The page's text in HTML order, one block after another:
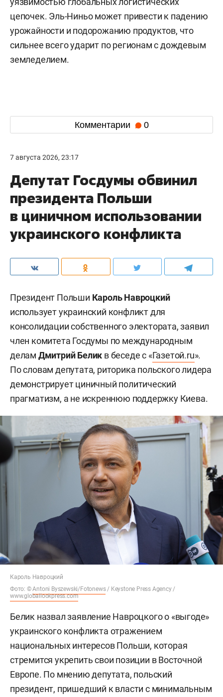
цепочек. Эль-Ниньо может привести к падению
урожайности и подорожанию продуктов, что
сильнее всего ударит по регионам с дождевым
земледелием.
Комментарии 0
7 августа 2026, 23:17
Депутат Госдумы обвинил
президента Польши
в циничном использовании
украинского конфликта
Президент Польши Кароль Навроцкий
использует украинский конфликт для
консолидации собственного электората, заявил
член комитета Госдумы по международным
делам Дмитрий Белик в беседе с «Газетой.ru».
По словам депутата, риторика польского лидера
демонстрирует циничный политический
прагматизм, а не искреннюю поддержку Киева.
Кароль Навроцкий
Фото: ©Antoni Byszewski/Fotonews/ Keystone Press Agency /
www.globallookpress.com
Белик назвал заявление Навроцкого о «выгоде»
украинского конфликта отражением
национальных интересов Польши, которая
стремится укрепить свои позиции в Восточной
Европе. По мнению депутата, польский
президент, пришедший к власти с минимальным